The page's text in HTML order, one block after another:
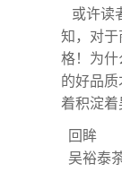
或许读
知，对于
格！为什
的好品
着积淀着
回眸
吴裕泰